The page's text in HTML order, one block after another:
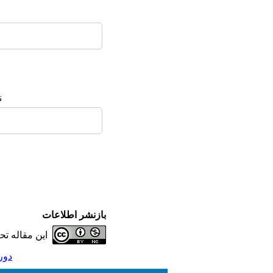
بازنشر اطلاعات
این
دوره 11، شماره